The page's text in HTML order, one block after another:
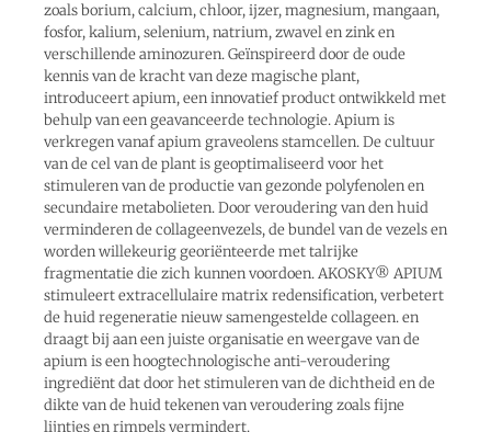
zoals borium, calcium, chloor, ijzer, magnesium, mangaan,
fosfor, kalium, selenium, natrium, zwavel en zink en
verschillende aminozuren. Geïnspireerd door de oude
kennis van de kracht van deze magische plant,
introduceert apium, een innovatief product ontwikkeld met
behulp van een geavanceerde technologie. Apium is
verkregen vanaf apium graveolens stamcellen. De cultuur
van de cel van de plant is geoptimaliseerd voor het
stimuleren van de productie van gezonde polyfenolen en
secundaire metabolieten. Door veroudering van den huid
verminderen de collageenvezels, de bundel van de vezels en
worden willekeurig georiënteerde met talrijke
fragmentatie die zich kunnen voordoen. AKOSKY® APIUM
stimuleert extracellulaire matrix redensification, verbetert
de huid regeneratie nieuw samengestelde collageen. en
draagt bij aan een juiste organisatie en weergave van de
apium is een hoogtechnologische anti-veroudering
ingrediënt dat door het stimuleren van de dichtheid en de
dikte van de huid tekenen van veroudering zoals fijne
lijntjes en rimpels vermindert.